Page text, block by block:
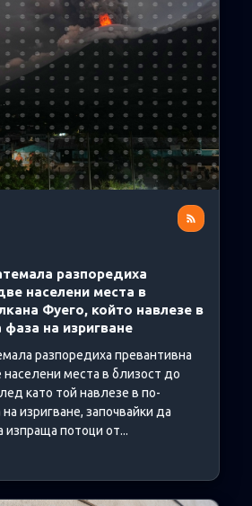
разпоредиха
населени места в
Фуего, който навлезе в
фаза на изригване
разпоредиха превантивна
населени места в близост до
като той навлезе в по-
изригване, започвайки да
изпраща потоци от...